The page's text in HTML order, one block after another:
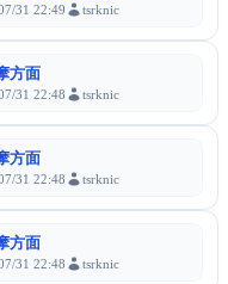
31 22:49 tsrknic
方面
31 22:48 tsrknic
方面
31 22:48 tsrknic
方面
31 22:48 tsrknic